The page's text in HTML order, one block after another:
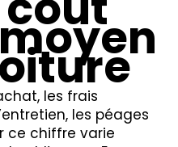
les frais
les péages
ce chiffre varie